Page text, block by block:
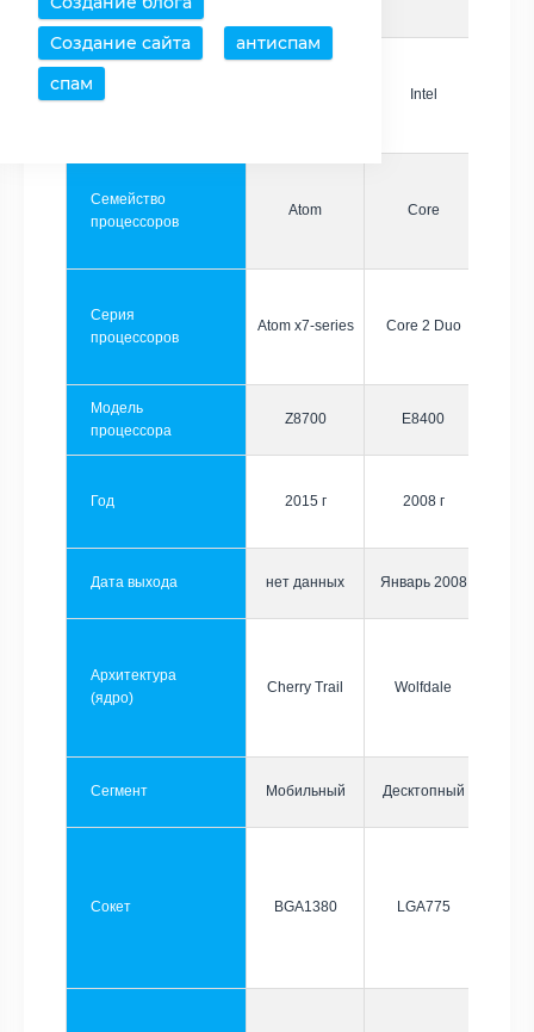
Создание сайта
антиспам
спам
Производитель Intel
Семейство
процессоров
Atom Core
Серия
процессоров
Atom x7-series Core 2 Duo
Модель
процессора
Z8700 E8400
Год 2015 г 2008 г
Дата выхода нет данных Январь 2008
Архитектура
(ядро)
Cherry Trail Wolfdale
Сегмент Мобильный Десктопный
Сокет BGA1380 LGA775